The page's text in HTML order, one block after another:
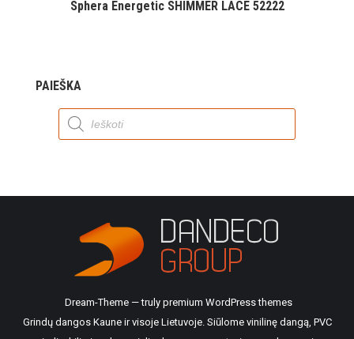
Sphera Energetic SHIMMER LACE 52222
PAIEŠKA
Products
search
Dream-Theme — truly premium WordPress themes
Grindų dangos Kaune ir visoje Lietuvoje. Siūlome vinilinę dangą, PVC